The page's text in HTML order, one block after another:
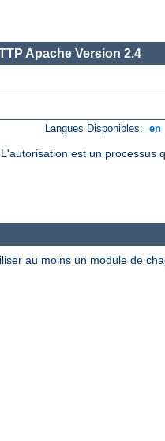
Apache Version 2.4
Langues Disponibles: en
est un processus
au moins un module de